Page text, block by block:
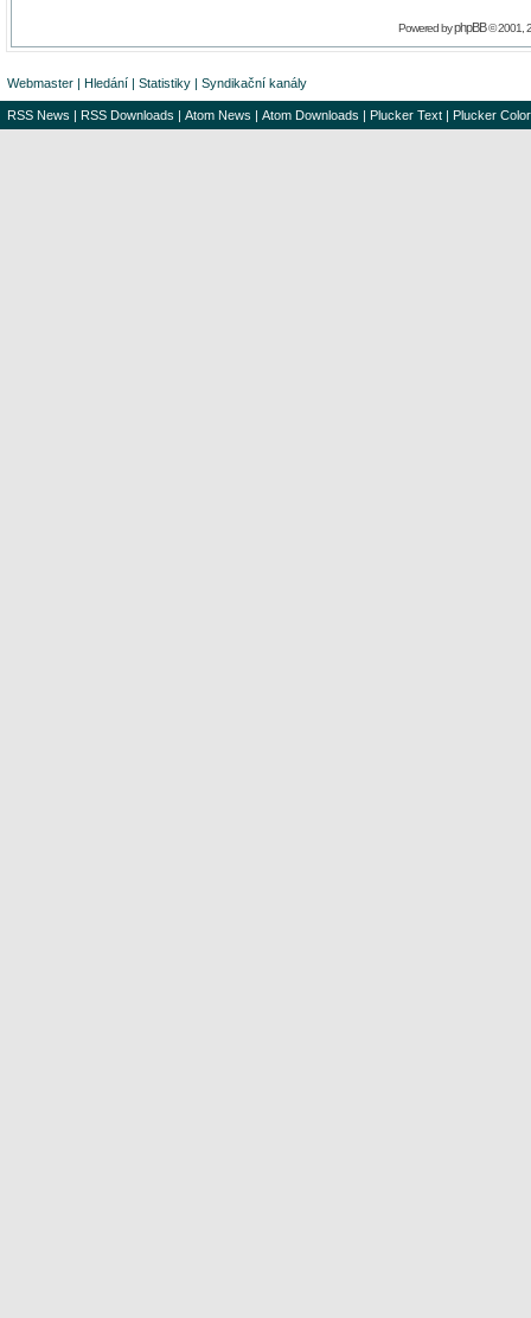
Powered byphpBB© 2001,
Webmaster | Hledání | Statistiky | Syndikační kanály
RSS News | RSS Downloads | Atom News | Atom Downloads | Plucker Text | Plucker Color